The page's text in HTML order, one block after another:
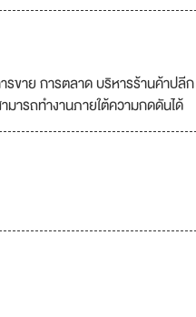
าย การตลาด บริหารร้านค้าปลีก
ารถทำงานภายใต้ความกดดันได้